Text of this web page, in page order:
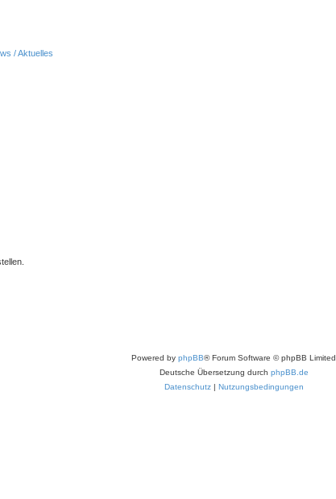
/ Aktuelles
Powered by phpBB® Forum Software © phpBB Limited
Deutsche Übersetzung durch phpBB.de
Datenschutz| Nutzungsbedingungen